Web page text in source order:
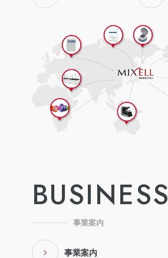
BUSINESS
事業案内
事業案内